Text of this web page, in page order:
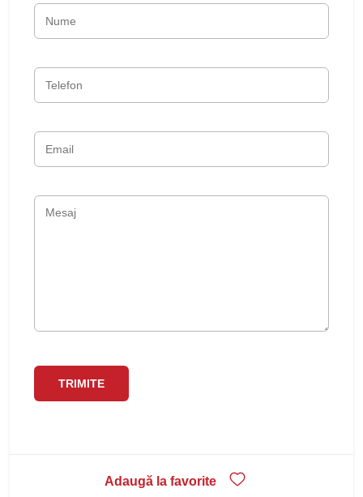
Adaugă la favorite